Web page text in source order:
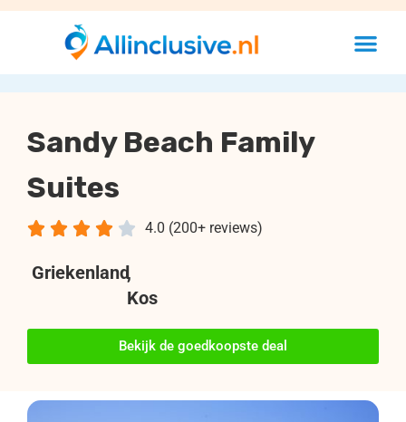
Sandy Beach Family
Suites
4.0 (200+ reviews)
    
Griekenland,
Kos
Bekijk de goedkoopste deal